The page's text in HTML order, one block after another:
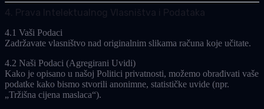
4. Prava Intelektualnog Vlasništva i Podataka
4.1 Vaši Podaci
Zadržavate vlasništvo nad originalnim slikama računa koje učitate.
4.2 Naši Podaci (Agregirani Uvidi)
Kako je opisano u našoj Politici privatnosti, možemo obrađivati vaše
podatke kako bismo stvorili anonimne, statističke uvide (npr.
„Tržišna cijena maslaca“).